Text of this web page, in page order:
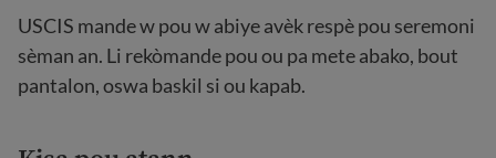
USCIS mande w pou w abiye avèk respè pou seremoni
sèman an. Li rekòmande pou ou pa mete abako, bout
pantalon, oswa baskil si ou kapab.